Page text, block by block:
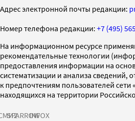
Адрес электронной почты редакции:
Номер телефона редакции: +7 (495)
На информационном ресурсе
рекомендательные технологии
предоставления информации на
систематизации и анализа сведений,
к предпочтениям пользователей сети
находящихся на территории
SPARROWINFOX